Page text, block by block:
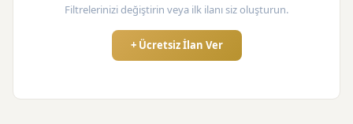
Filtrelerinizi değiştirin veya ilk ilanı siz oluşturun.
+ Ücretsiz İlan Ver